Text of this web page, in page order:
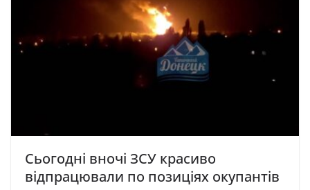
Сьогодні вночі ЗСУ красиво
відпрацювали по позиціях окупантів